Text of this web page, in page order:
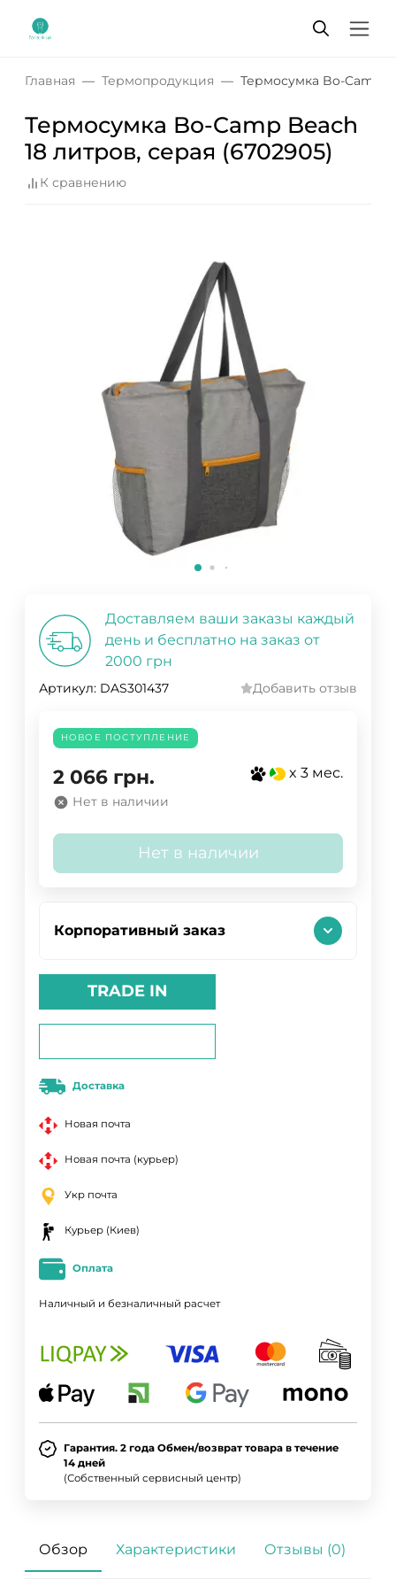
Главная Термопродукция Термосумка Bo-Camp
Термосумка Bo-Camp Beach
18 литров, серая (6702905)
К сравнению
Доставляем ваши заказы каждый
день и бесплатно на заказ от
2000 грн
Артикул: DAS301437 Добавить отзыв
НОВОЕ ПОСТУПЛЕНИЕ
2 066 грн. x 3 мес.
Нет в наличии
Нет в наличии
Корпоративный заказ
TRADE IN
Доставка
Новая почта
Новая почта (курьер)
Укр почта
Курьер (Киев)
Оплата
Наличный и безналичный расчет
Гарантия. 2 года Обмен/возврат товара в течение
14 дней
(Собственный сервисный центр)
Обзор Характеристики Отзывы (0)